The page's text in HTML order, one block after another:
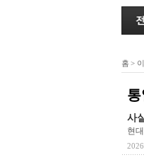
홈 >
사
현